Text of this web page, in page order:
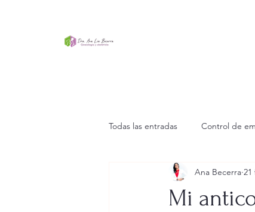
Todas las entradas Control de
Mi
Ana Becerra 21